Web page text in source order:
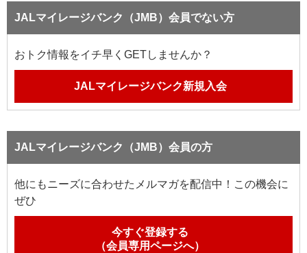
JALマイレージバンク（JMB）会員でない方
おトク情報をイチ早くGETしませんか？
JALマイレージバンク新規入会
JALマイレージバンク（JMB）会員の方
他にもニーズに合わせたメルマガを配信中！この機会に
ぜひ
今すぐ登録する
（会員専用ページへ）